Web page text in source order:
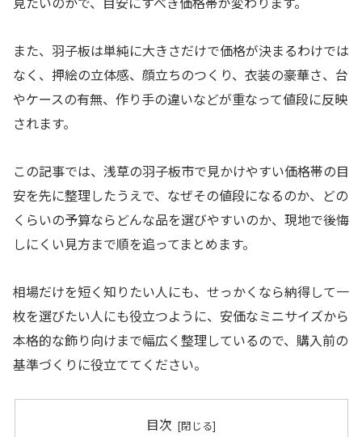
また、羽子板は単純に大きさだけで価格が決まるわけでは
なく、押絵の立体感、顔立ちのつくり、衣装の豪華さ、台
やケースの有無、作り手の違いなどが重なって値段に反映
されます。
この記事では、浅草の羽子板市で見かけやすい価格帯の目
安を先に整理したうえで、なぜその値段になるのか、どの
くらいの予算ならどんな品を選びやすいのか、現地で後悔
しにくい見方まで順を追ってまとめます。
相場だけを短く知りたい人にも、せっかくなら納得して一
枚を選びたい人にも役立つように、安価なミニサイズから
本格的な飾り向けまで幅広く整理しているので、購入前の
基準づくりに役立ててください。
目次